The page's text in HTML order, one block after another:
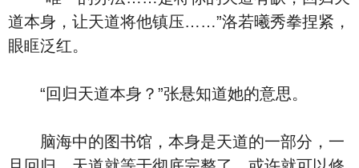
道本身，让天道将他镇压……”洛若曦秀拳捏紧，
眼眶泛红。
“回归天道本身？”张悬知道她的意思。
脑海中的图书馆，本身是天道的一部分，一